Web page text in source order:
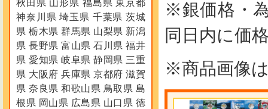
※銀価格・
同日内に価
※商品画像
秋田県 山形県 福島県 東京都
神奈川県 埼玉県 千葉県 茨城
県 栃木県 群馬県 山梨県 新潟
県 長野県 富山県 石川県 福井
県 愛知県 岐阜県 静岡県 三重
県 大阪府 兵庫県 京都府 滋賀
県 奈良県 和歌山県 鳥取県 島
根県 岡山県 広島県 山口県 徳